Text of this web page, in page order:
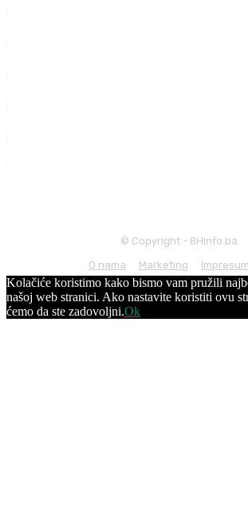
© Copyright - BHInfo.ba
O nama
Marketing Impresum
Kolačiće koristimo kako bismo vam pružili
našoj web stranici. Ako nastavite koristiti ovu
ćemo da ste zadovoljni.Ok